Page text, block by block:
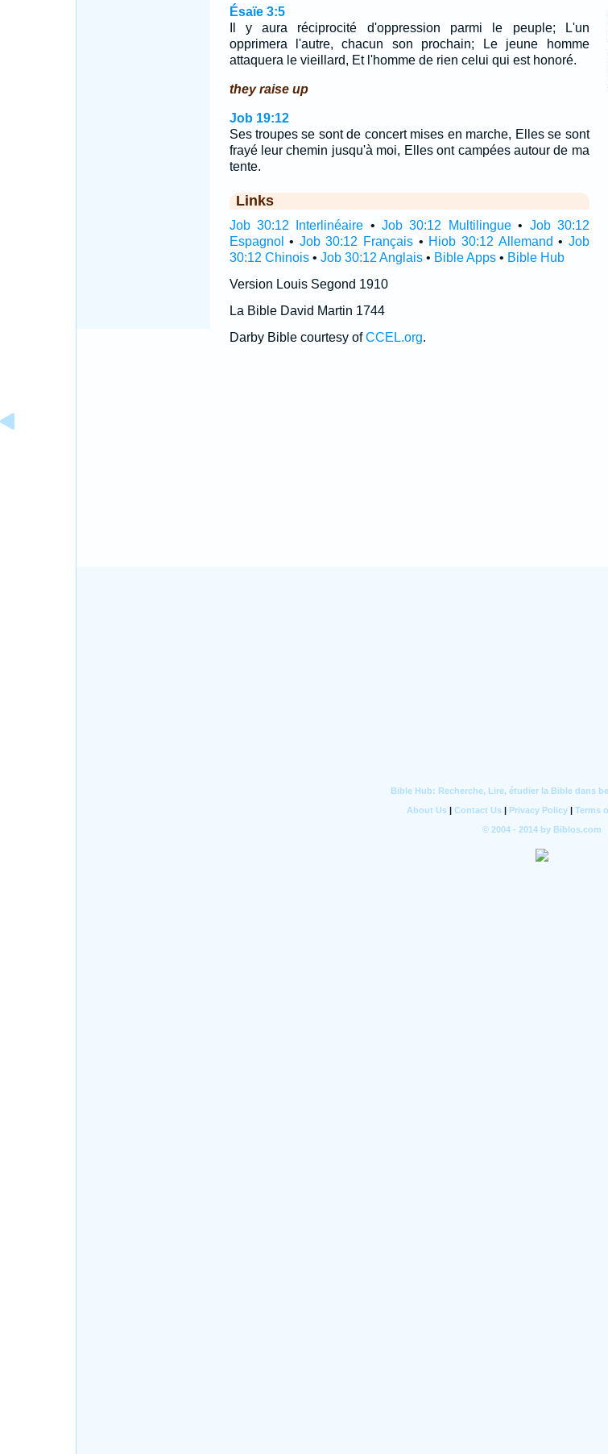
Ésaïe 3:5
Il y aura réciprocité d'oppression parmi le peuple; L'un
opprimera l'autre, chacun son prochain; Le jeune homme
attaquera le vieillard, Et l'homme de rien celui qui est honoré.
they raise up
Job 19:12
Ses troupes se sont de concert mises en marche, Elles se sont
frayé leur chemin jusqu'à moi, Elles ont campées autour de ma
tente.
Links
Job 30:12 Interlinéaire •Job 30:12 Multilingue• Job 30:12
Espagnol • Job 30:12 Français • Hiob 30:12 Allemand • Job
30:12 Chinois• Job 30:12 Anglais• Bible Apps• Bible Hub
Version Louis Segond 1910
La Bible David Martin 1744
Darby Bible courtesy ofCCEL.org.